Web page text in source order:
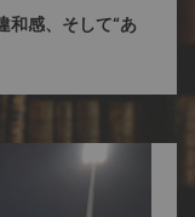
和感、そして“あ